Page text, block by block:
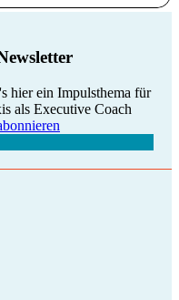
hier ein Impulsthema für
als Executive Coach